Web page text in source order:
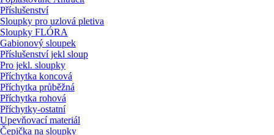
Příslušenství
Sloupky pro uzlová pletiva
Sloupky FLÓRA
Gabionový sloupek
Příslušenství jekl sloup
Pro jekl. sloupky
Příchytka koncová
Příchytka průběžná
Příchytka rohová
Příchytky-ostatní
Upevňovací materiál
Čepička na sloupky